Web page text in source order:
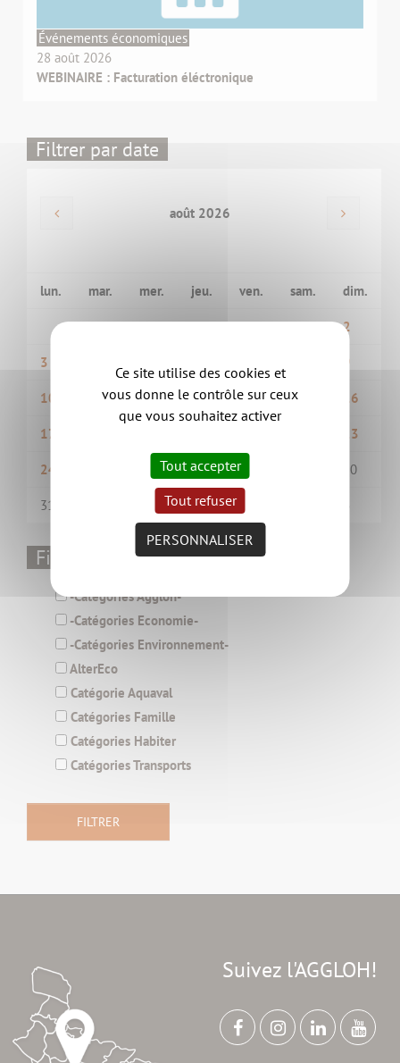
Événements économiques
28 août 2026
WEBINAIRE : Facturation éléctronique
Filtrer par date
août 2026
lun. mar. mer. jeu. ven. sam. dim.
1 2
3 9
10 11 12 13 14 15 16
17 23
24 27 28 30
31 3
Filtrer par thématique
-Catégories Aggloh-
-Catégories Economie-
-Catégories Environnement-
AlterEco
Catégorie Aquaval
Catégories Famille
Catégories Habiter
Catégories Transports
Suivez l'AGGLOH!
Ce site utilise des cookies et
vous donne le contrôle sur ceux
que vous souhaitez activer
Tout accepter
Tout refuser
PERSONNALISER